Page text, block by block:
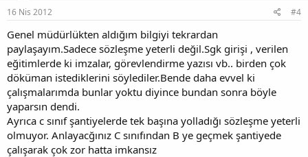
16 Nis 2012 #4
Genel müdürlükten aldığım bilgiyi tekrardan
paylaşayım.Sadece sözleşme yeterli değil.Sgk girişi , verilen
eğitimlerde ki imzalar, görevlendirme yazısı vb.. birden çok
döküman istediklerini söylediler.Bende daha evvel ki
çalışmalarımda bunlar yoktu diyince bundan sonra böyle
yaparsın dendi.
Ayrıca c sınıf şantiyelerde tek başına yolladığı sözleşme yeterli
olmuyor. Anlayacğınız C sınıfından B ye geçmek şantiyede
çalışarak çok zor hatta imkansız